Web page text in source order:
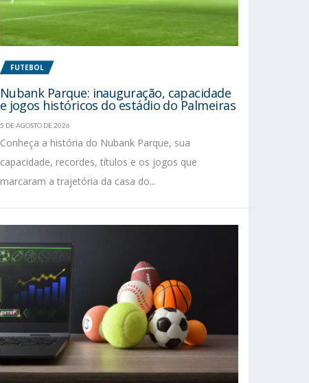
FUTEBOL
Nubank Parque: inauguração, capacidade
e jogos históricos do estádio do Palmeiras
5 DE AGOSTO DE 2026
Conheça a história do Nubank Parque, sua
capacidade, recordes, títulos e os jogos que
marcaram a trajetória da casa do...